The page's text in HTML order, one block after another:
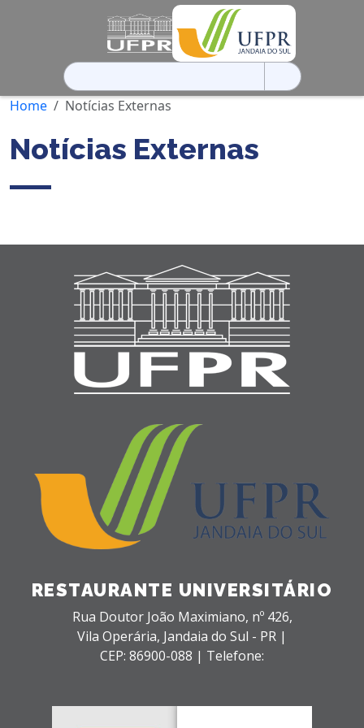
Pesquisar
por:
Home
Notícias Externas
Notícias Externas
RESTAURANTE UNIVERSITÁRIO
Rua Doutor João Maximiano, nº 426,
Vila Operária, Jandaia do Sul - PR |
CEP: 86900-088 | Telefone: